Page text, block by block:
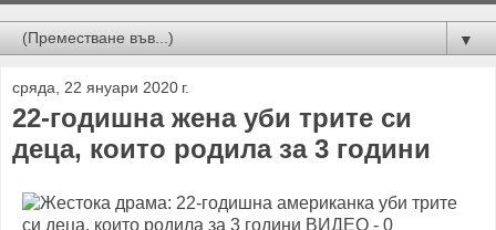
▼
сряда, 22 януари 2020 г.
22-годишна жена уби трите си
деца, които родила за 3 години